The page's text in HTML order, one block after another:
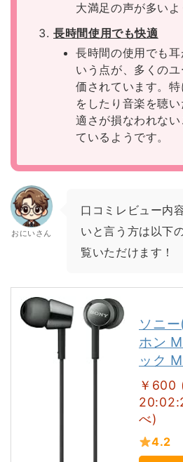
大満足の声が多いよ
長時間使用でも快適
長時間の使用でも
いう点が、多くの
価されています。
をしたり音楽を聴
適さが損なわれな
ているようです。
おにいさん
口コミレビュー内
いと言う方は以下
覧いただけます！
ソニ
ホン
ック
￥600
べ)
4.2